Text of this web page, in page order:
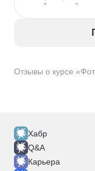
Отзывы о курсе
удобное
впереди. Да и
гораздо
немного
следующий
Приходилось
Хабр
Q&A
Карьера